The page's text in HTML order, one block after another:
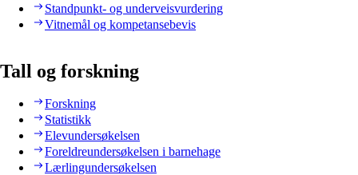
Standpunkt- og underveisvurdering
Vitnemål og kompetansebevis
Tall og forskning
Forskning
Statistikk
Elevundersøkelsen
Foreldreundersøkelsen i barnehage
Lærlingundersøkelsen